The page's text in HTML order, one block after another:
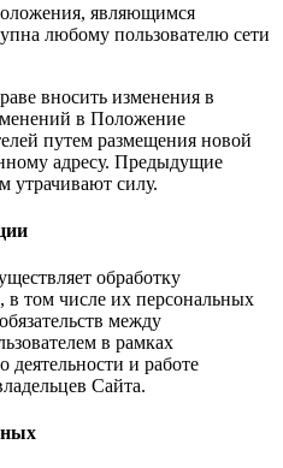
являющимся
любому пользователю сети
вносить изменения в
в Положение
путем размещения новой
адресу. Предыдущие
утрачивают силу.
обработку
том числе их персональных
между
в рамках
и работе
Сайта.